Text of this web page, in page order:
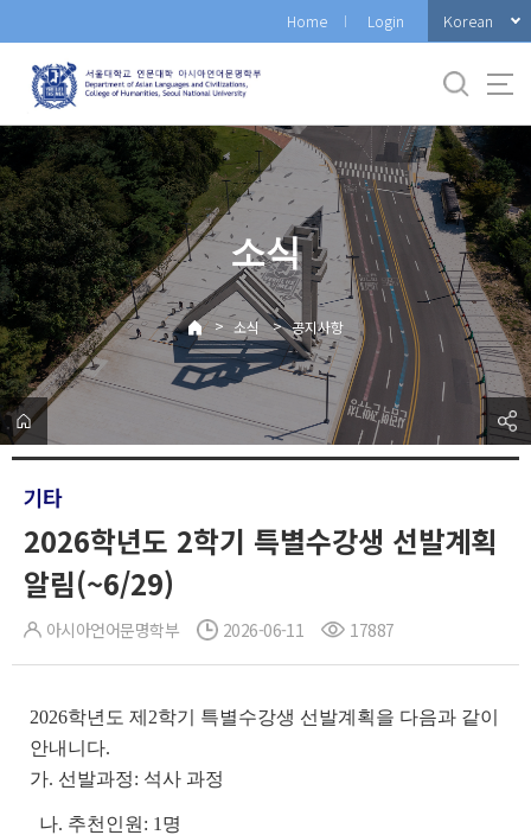
로
메
뉴
Home Login Korean
소식
> 소식 > 공지사항
기타
2026학년도 2학기 특별수강생 선발계획
알림(~6/29)
아시아언어문명학부 2026-06-11 17887
2026학년도 제2학기 특별수강생 선발계획을 다음과 같이
안내니다.
가. 선발과정: 석사 과정
나. 추천인원: 1명